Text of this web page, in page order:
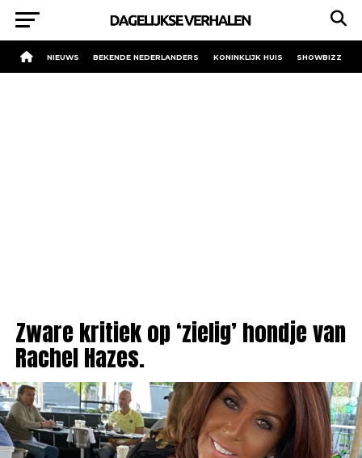
NIEUWS BEKENDE NEDERLANDERS KONINKLIJK HUIS SHOWBIZZ
Zware kritiek op ‘zielig’ hondje van
Rachel Hazes.